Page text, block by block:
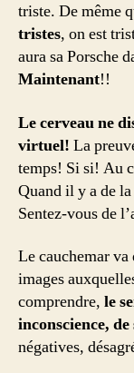
triste. De même
tristes, on est
aura sa Porsche
Maintenant!!
Le cerveau ne
virtuel! La
temps! Si si! Au
Quand il y a de
Sentez-vous de
Le cauchemar va
images
comprendre, le
inconscience, de
négatives,